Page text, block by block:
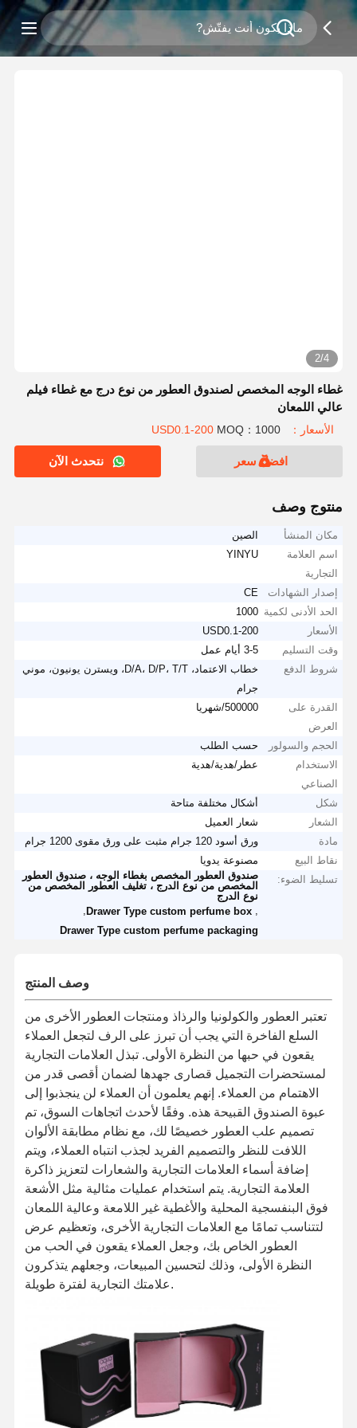
2/4
غطاء الوجه المخصص لصندوق العطور من نوع درج مع غطاء فيلم
عالي اللمعان
الأسعار：USD0.1-200 MOQ：1000
افضل سعر نتحدث الآن
منتوج وصف
مكان المنشأ
الصين
اسم العلامة
التجارية
YINYU
إصدار الشهادات
CE
الحد الأدنى لكمية 1000
الأسعار
USD0.1-200
وقت التسليم
3-5 أيام عمل
شروط الدفع
خطاب الاعتماد، D/A، D/P، T/T، ويسترن يونيون، موني
جرام
القدرة على
العرض
500000/شهريا
الحجم والسولور
حسب الطلب
الاستخدام
الصناعي
عطر/هدية/هدية
شكل
أشكال مختلفة متاحة
الشعار
شعار العميل
مادة
ورق أسود 120 جرام مثبت على ورق مقوى 1200 جرام
نقاط البيع
مصنوعة يدويا
تسليط الضوء:
صندوق العطور المخصص بغطاء الوجه ، صندوق العطور
المخصص من نوع الدرج ، تغليف العطور المخصص من
نوع الدرج
,
Drawer Type custom perfume box
Drawer Type custom perfume packaging
وصف المنتج
تعتبر العطور والكولونيا والرذاذ ومنتجات العطور الأخرى من
السلع الفاخرة التي يجب أن تبرز على الرف لتجعل العملاء
يقعون في حبها من النظرة الأولى. تبذل العلامات التجارية
لمستحضرات التجميل قصارى جهدها لضمان أقصى قدر من
الاهتمام من العملاء. إنهم يعلمون أن العملاء لن ينجذبوا إلى
عبوة الصندوق القبيحة هذه. وفقًا لأحدث اتجاهات السوق، تم
تصميم علب العطور خصيصًا لك، مع نظام مطابقة الألوان
اللافت للنظر والتصميم الفريد لجذب انتباه العملاء، ويتم
إضافة أسماء العلامات التجارية والشعارات لتعزيز ذاكرة
العلامة التجارية. يتم استخدام عمليات مثالية مثل الأشعة
فوق البنفسجية المحلية والأغطية غير اللامعة وعالية اللمعان
لتتناسب تمامًا مع العلامات التجارية الأخرى، وتعظيم عرض
العطور الخاص بك، وجعل العملاء يقعون في الحب من
النظرة الأولى، وذلك لتحسين المبيعات، وجعلهم يتذكرون
علامتك التجارية لفترة طويلة.